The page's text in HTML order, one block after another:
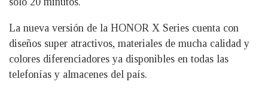
La nueva versión de la HONOR X Series cuenta con
diseños super atractivos, materiales de mucha calidad y
colores diferenciadores ya disponibles en todas las
telefonías y almacenes del país.